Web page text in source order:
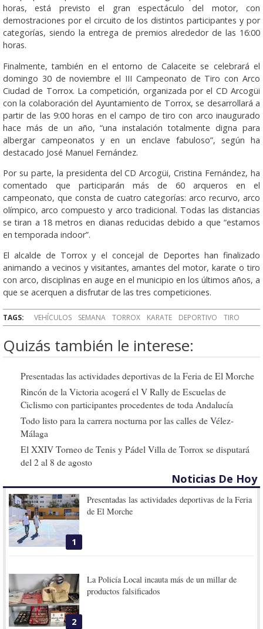
horas, está previsto el gran espectáculo del motor, con
demostraciones por el circuito de los distintos participantes y por
categorías, siendo la entrega de premios alrededor de las 16:00
horas.
Finalmente, también en el entorno de Calaceite se celebrará el
domingo 30 de noviembre el III Campeonato de Tiro con Arco
Ciudad de Torrox. La competición, organizada por el CD Arcogüi
con la colaboración del Ayuntamiento de Torrox, se desarrollará a
partir de las 9:00 horas en el campo de tiro con arco inaugurado
hace más de un año, “una instalación totalmente digna para
albergar campeonatos y en un enclave fabuloso”, según ha
destacado José Manuel Fernández.
Por su parte, la presidenta del CD Arcogüi, Cristina Fernández, ha
comentado que participarán más de 60 arqueros en el
campeonato, que consta de cuatro categorías: arco recurvo, arco
olímpico, arco compuesto y arco tradicional. Todas las distancias
se tiran a 18 metros en dianas reducidas debido a que “estamos
en temporada indoor”.
El alcalde de Torrox y el concejal de Deportes han finalizado
animando a vecinos y visitantes, amantes del motor, karate o tiro
con arco, disciplinas en auge en el municipio en los últimos años, a
que se acerquen a disfrutar de las tres competiciones.
TAGS: VEHÍCULOS SEMANA TORROX KARATE DEPORTIVO TIRO
Quizás también le interese:
Presentadas las actividades deportivas de la Feria de El Morche
Rincón de la Victoria acogerá el V Rally de Escuelas de
Ciclismo con participantes procedentes de toda Andalucía
Todo listo para la carrera nocturna por las calles de Vélez-
Málaga
El XXIV Torneo de Tenis y Pádel Villa de Torrox se disputará
del 2 al 8 de agosto
Noticias De Hoy
1
Presentadas las actividades deportivas de la Feria
de El Morche
2
La Policía Local incauta más de un millar de
productos falsificados